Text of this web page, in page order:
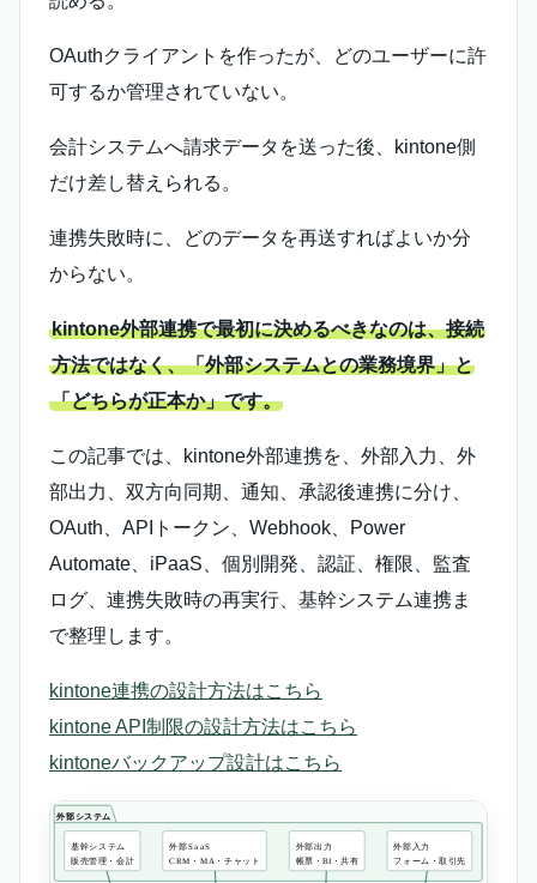
OAuthクライアントを作ったが、どのユーザーに許
可するか管理されていない。
会計システムへ請求データを送った後、kintone側
だけ差し替えられる。
連携失敗時に、どのデータを再送すればよいか分
からない。
kintone外部連携で最初に決めるべきなのは、接続
方法ではなく、「外部システムとの業務境界」と
「どちらが正本か」です。
この記事では、kintone外部連携を、外部入力、外
部出力、双方向同期、通知、承認後連携に分け、
OAuth、APIトークン、Webhook、Power
Automate、iPaaS、個別開発、認証、権限、監査
ログ、連携失敗時の再実行、基幹システム連携ま
で整理します。
kintone連携の設計方法はこちら
kintone API制限の設計方法はこちら
kintoneバックアップ設計はこちら